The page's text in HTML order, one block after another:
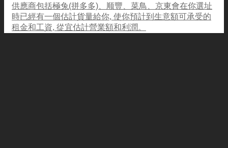
供應商包括極兔(拼多多)、顺豐、菜鳥、京東會在你選址
時已經有一個估計貨量給你, 使你預計到生意額可承受的
租金和工資, 從宜估計營業額和利潤。